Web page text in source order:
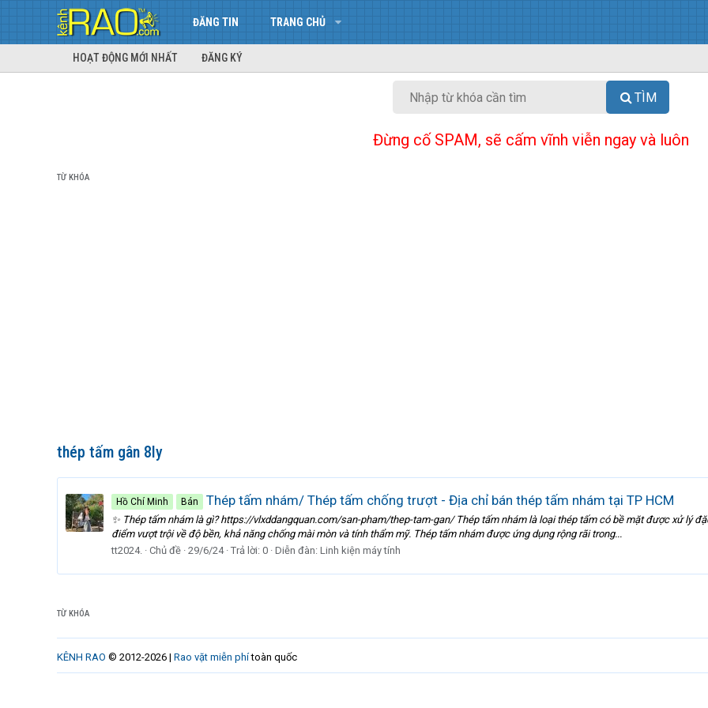
ĐĂNG TIN TRANG CHỦ
HOẠT ĐỘNG MỚI NHẤT ĐĂNG KÝ
TÌM
Đừng cố SPAM, sẽ cấm vĩnh viễn ngay và luôn
TỪ KHÓA
thép tấm gân 8ly
Hồ Chí Minh Bán Thép tấm nhám/ Thép tấm chống trượt - Địa chỉ bán thép tấm nhám tại TP HCM
✨ Thép tấm nhám là gì? https://vlxddangquan.com/san-pham/thep-tam-gan/ Thép tấm nhám là loại thép tấm có bề mặt được xử lý
điểm vượt trội về độ bền, khả năng chống mài mòn và tính thẩm mỹ. Thép tấm nhám được ứng dụng rộng rãi trong...
tt2024.
Chủ đề 29/6/24 Trả lời: 0 Diễn đàn: Linh kiện máy tính
TỪ KHÓA
KÊNH RAO © 2012-2026 | Rao vặt miễn phítoàn quốc